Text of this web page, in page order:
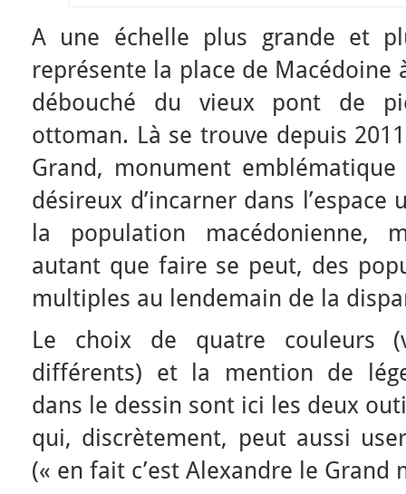
A une échelle plus grande et
représente la place de Macédoine
débouché du vieux pont de
ottoman. Là se trouve depuis
Grand, monument
désireux d’incarner dans
la population macédonienne,
autant que faire se peut, des
multiples au lendemain de la
Le choix de quatre couleurs
différents) et la mention de
dans le dessin sont ici les deux
qui, discrètement, peut aussi
(« en fait c’est Alexandre le